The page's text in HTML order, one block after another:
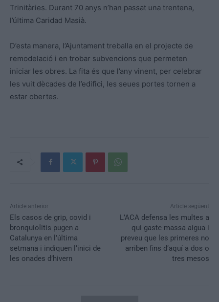
Trinitàries. Durant 70 anys n’han passat una trentena,
l’última Caridad Masià.
D’esta manera, l’Ajuntament treballa en el projecte de
remodelació i en trobar subvencions que permeten
iniciar les obres. La fita és que l’any vinent, per celebrar
les vuit dècades de l’edifici, les seues portes tornen a
estar obertes.
Article anterior
Els casos de grip, covid i
bronquiolitis pugen a
Catalunya en l’última
setmana i indiquen l’inici de
les onades d’hivern
Article següent
L’ACA defensa les multes a
qui gaste massa aigua i
preveu que les primeres no
arriben fins d’aquí a dos o
tres mesos